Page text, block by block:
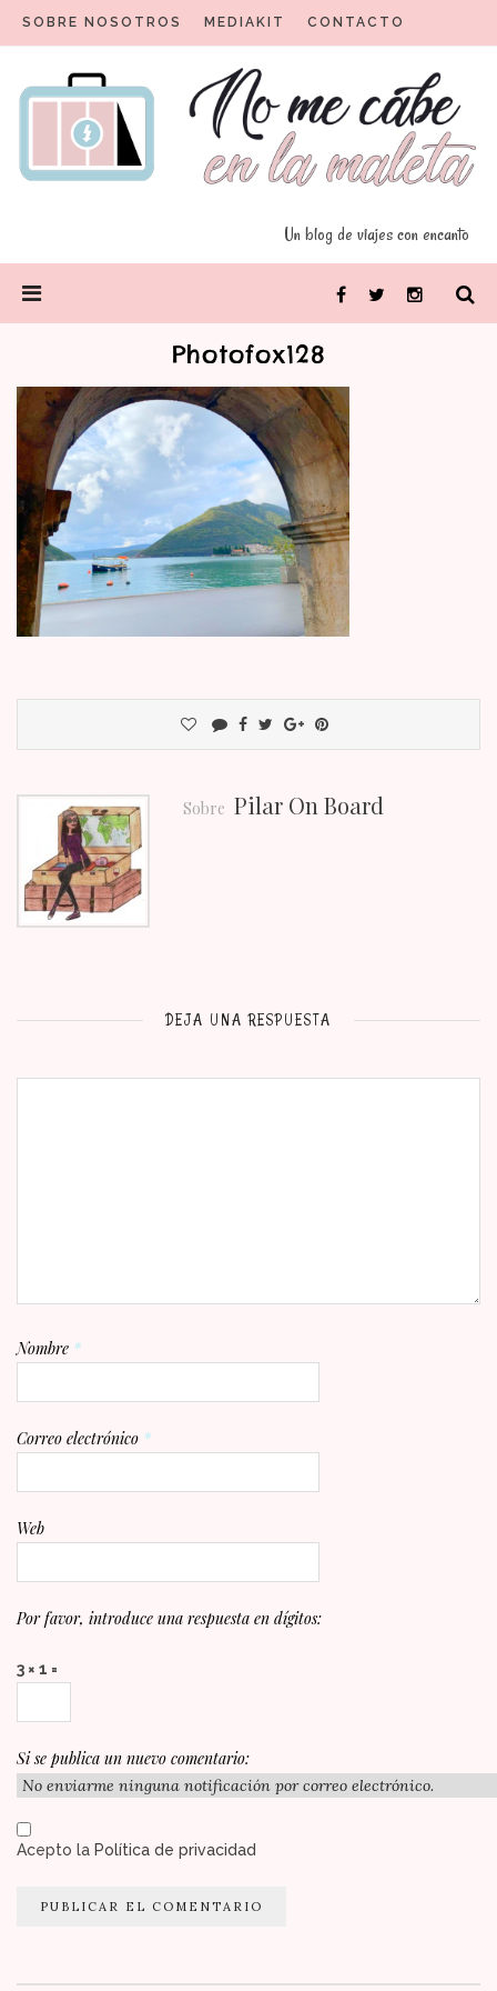
SOBRE NOSOTROS MEDIAKIT CONTACTO
Un blog de viajes con encanto
No me cabe en la maleta
Un blog para viajeros con encanto
FacebookTwitter Instagram
Photofox128
Sobre Pilar On Board
DEJA UNA RESPUESTA
Nombre *
Correo electrónico *
Web
Por favor, introduce una respuesta en dígitos:
3 × 1 =
Si se publica un nuevo comentario:
Acepto la Política de privacidad